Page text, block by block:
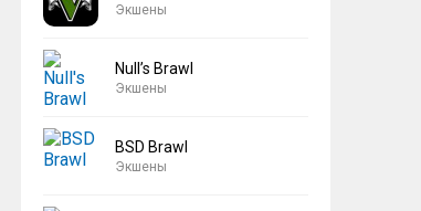
Экшены
Null’s Brawl
Экшены
BSD Brawl
Экшены